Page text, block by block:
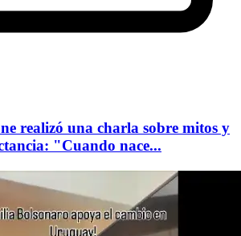
realizó una charla sobre mitos y
"Cuando nace...